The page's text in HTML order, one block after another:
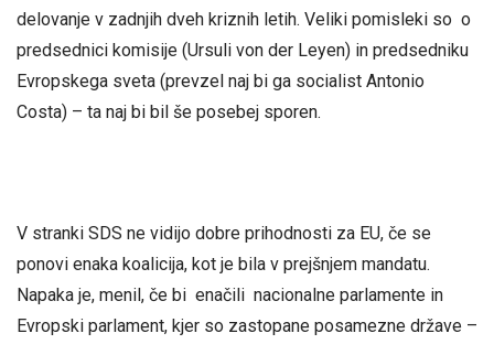
delovanje v zadnjih dveh kriznih letih. Veliki pomisleki so o
predsednici komisije (Ursuli von der Leyen) in predsedniku
Evropskega sveta (prevzel naj bi ga socialist Antonio
Costa) – ta naj bi bil še posebej sporen.
V stranki SDS ne vidijo dobre prihodnosti za EU, če se
ponovi enaka koalicija, kot je bila v prejšnjem mandatu.
Napaka je, menil, če bi enačili nacionalne parlamente in
Evropski parlament, kjer so zastopane posamezne države –